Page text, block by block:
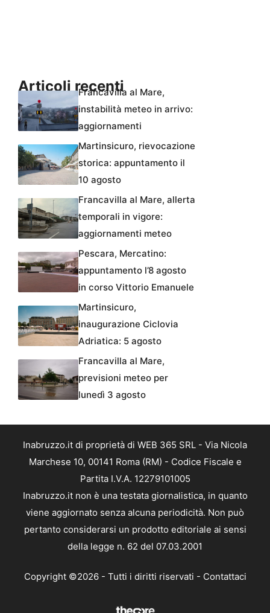
Articoli recenti
Francavilla al Mare,
instabilità meteo in arrivo:
aggiornamenti
Martinsicuro, rievocazione
storica: appuntamento il
10 agosto
Francavilla al Mare, allerta
temporali in vigore:
aggiornamenti meteo
Pescara, Mercatino:
appuntamento l’8 agosto
in corso Vittorio Emanuele
Martinsicuro,
inaugurazione Ciclovia
Adriatica: 5 agosto
Francavilla al Mare,
previsioni meteo per
lunedì 3 agosto
Inabruzzo.it di proprietà di WEB 365 SRL - Via Nicola
Marchese 10, 00141 Roma (RM) - Codice Fiscale e
Partita I.V.A. 12279101005
Inabruzzo.it non è una testata giornalistica, in quanto
viene aggiornato senza alcuna periodicità. Non può
pertanto considerarsi un prodotto editoriale ai sensi
della legge n. 62 del 07.03.2001
Copyright ©2026 - Tutti i diritti riservati - Contattaci